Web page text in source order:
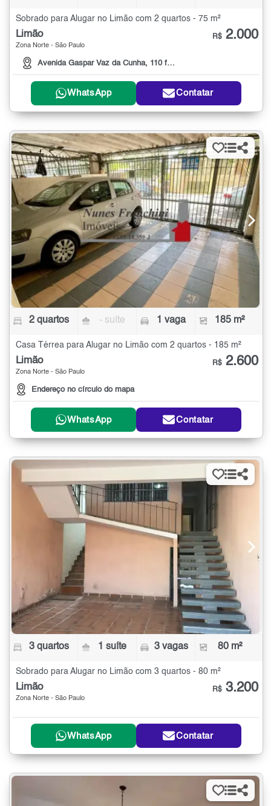
Sobrado para Alugar no Limão com 2 quartos - 75 m²
Limão
Zona Norte - São Paulo
Avenida Gaspar Vaz da Cunha, 110 fundos
R$ 2.000
WhatsApp Contatar
2 quartos - suíte 1 vaga 185 m²
Casa Térrea para Alugar no Limão com 2 quartos - 185 m²
Limão
Zona Norte - São Paulo
Endereço no círculo do mapa
R$ 2.600
WhatsApp Contatar
3 quartos 1 suíte 3 vagas 80 m²
Sobrado para Alugar no Limão com 3 quartos - 80 m²
Limão
Zona Norte - São Paulo
R$ 3.200
WhatsApp Contatar